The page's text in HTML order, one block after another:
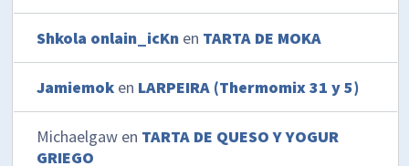
Shkola onlain_icKn en TARTA DE MOKA
Jamiemok en LARPEIRA (Thermomix 31 y 5)
Michaelgaw en TARTA DE QUESO Y YOGUR
GRIEGO